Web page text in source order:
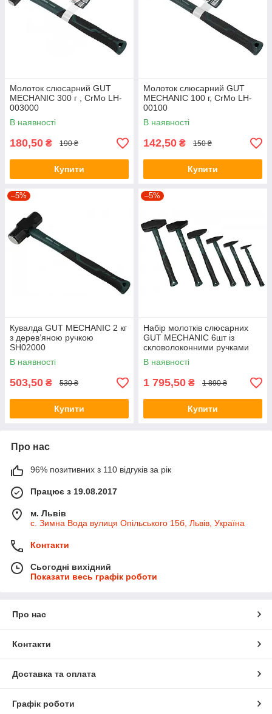
Молоток слюсарний GUT
MECHANIC 300 г , CrMo LH-
003000
В наявності
180,50 ₴ 190 ₴
Купити
Молоток слюсарний GUT
MECHANIC 100 г, CrMo LH-
00100
В наявності
142,50 ₴ 150 ₴
Купити
–5%
Кувалда GUT MECHANIC 2 кг
з дерев’яною ручкою
SH02000
В наявності
503,50 ₴ 530 ₴
Купити
–5%
Набір молотків слюсарних
GUT MECHANIC 6шт із
скловолоконними ручками
(2000,1500, 1000, 500,
300,100г) LHS10006
В наявності
1 795,50 ₴ 1 890 ₴
Купити
Про нас
96% позитивних з 110 відгуків за рік
Працює з 19.08.2017
м. Львів
с. Зимна Вода вулиця Опільського 15б, Львів, Україна
Контакти
Сьогодні вихідний
Показати весь графік роботи
Про нас
Контакти
Доставка та оплата
Графік роботи